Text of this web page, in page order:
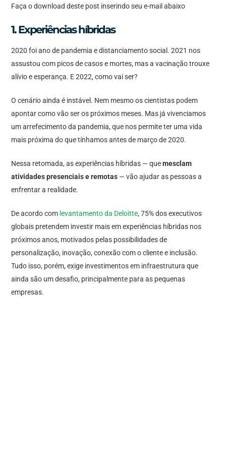
Faça o download deste post inserindo seu e-mail abaixo
1. Experiências híbridas
2020 foi ano de pandemia e distanciamento social. 2021 nos
assustou com picos de casos e mortes, mas a vacinação trouxe
alívio e esperança. E 2022, como vai ser?
O cenário ainda é instável. Nem mesmo os cientistas podem
apontar como vão ser os próximos meses. Mas já vivenciamos
um arrefecimento da pandemia, que nos permite ter uma vida
mais próxima do que tínhamos antes de março de 2020.
Nessa retomada, as experiências híbridas — quemesclam
atividades presenciais e remotas — vão ajudar as pessoas a
enfrentar a realidade.
De acordo com levantamento da Deloitte, 75% dos executivos
globais pretendem investir mais em experiências híbridas nos
próximos anos, motivados pelas possibilidades de
personalização, inovação, conexão com o cliente e inclusão.
Tudo isso, porém, exige investimentos em infraestrutura que
ainda são um desafio, principalmente para as pequenas
empresas.